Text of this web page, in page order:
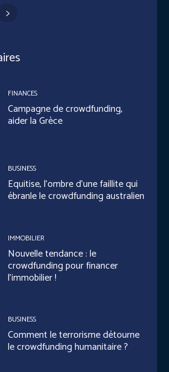
FINANCES
Campagne de crowdfunding,
aider la Grèce
BUSINESS
Equitise, l’ombre d’une faillite qui
ébranle le crowdfunding australien
IMMOBILIER
Nouvelle tendance : le
crowdfunding pour financer
l’immobilier !
BUSINESS
Comment le terrorisme détourne
le crowdfunding humanitaire ?